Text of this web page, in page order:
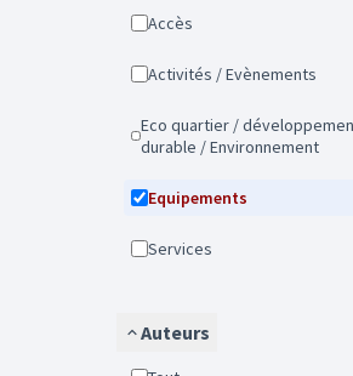
Accès
Activités / Evènements
Eco quartier / développement
durable / Environnement
Equipements
Services
Auteurs